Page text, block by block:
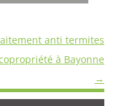
anti termites
à Bayonne
→